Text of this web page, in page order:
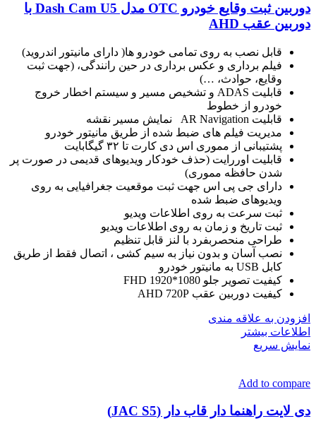
دوربین ثبت وقایع خودرو OTC مدل Dash Cam U5 با
دوربین عقب AHD
قابل نصب به روی تمامی خودرو ها( دارای مانیتور اندروید)
فیلم برداری و عکس برداری در حین رانندگی، (جهت ثبت
وقایع، حوادث، …)
قابلیت ADAS و تشخیص مسیر و سیستم اخطار خروج
خودرو از خطوط
قابلیت AR Navigation نمایش مسیر نقشه
مدیریت فیلم های ضبط شده از طریق مانیتور خودرو
پشتیبانی از مموری اس دی کارت تا ۳۲ گیگابایت
قابلیت اوررایت (حذف خودکار ویدیوهای قدیمی در صورت پر
شدن حافظه مموری)
دارای جی پی اس جهت ثبت موقعیت جغرافیایی به روی
ویدیوهای ضبط شده
ثبت سرعت به روی اطلاعات ویدیو
ثبت تاریخ و زمان به روی اطلاعات ویدیو
طراحی منحصربفرد با لنز قابل تنظیم
نصب آسان و بدون نیاز به سیم کشی ، اتصال فقط از طریق
کابل USB به مانیتور خودرو
کیفیت تصویر جلو FHD 1920*1080
کیفیت دوربین عقب AHD 720P
افزودن به علاقه مندی
اطلاعات بیشتر
نمایش سریع
Add to compare
دی لایت راهنما دار قاب دار (JAC S5)